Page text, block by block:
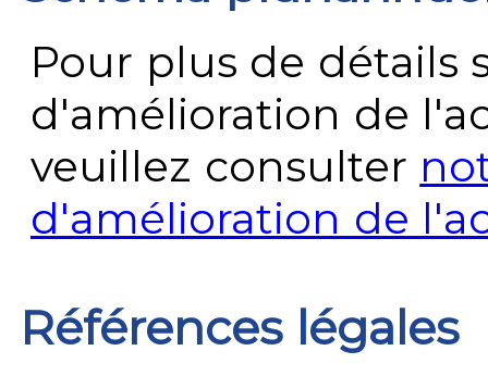
Pour plus de détails
d'amélioration de
veuillez consulter
d'amélioration de
Références légales